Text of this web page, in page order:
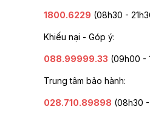
1800.6229 (08h30 -
Khiếu nại - Góp ý:
088.99999.33 (09h00 -
Trung tâm bảo hành:
028.710.89898 (08h30